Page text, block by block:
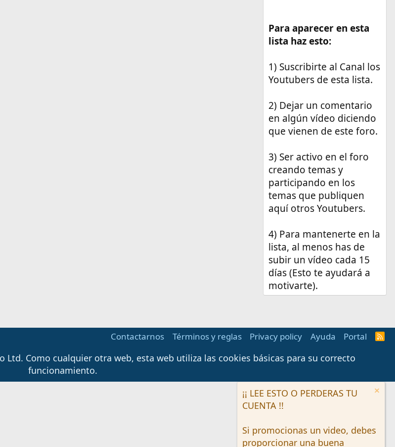
Para aparecer en esta
lista haz esto:
1) Suscribirte al Canal los
Youtubers de esta lista.
2) Dejar un comentario
en algún vídeo diciendo
que vienen de este foro.
3) Ser activo en el foro
creando temas y
participando en los
temas que publiquen
aquí otros Youtubers.
4) Para mantenerte en la
lista, al menos has de
subir un vídeo cada 15
días (Esto te ayudará a
motivarte).
Contactarnos Términos y reglas Privacy policy Ayuda Portal
R
Ltd. Como cualquier otra web, esta web utiliza las cookies básicas para su correcto
funcionamiento.
¡¡ LEE ESTO O PERDERAS TU
CUENTA !!
Si promocionas un video, debes
proporcionar una buena